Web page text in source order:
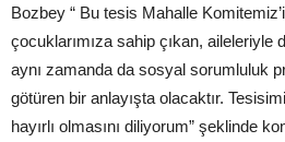
Bozbey “ Bu tesis Mahalle
çocuklarımıza sahip çıkan, aileleriyle
aynı zamanda da sosyal sorumluluk
götüren bir anlayışta olacaktır.
hayırlı olmasını diliyorum” şeklinde